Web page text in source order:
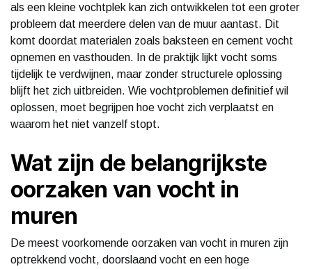
als een kleine vochtplek kan zich ontwikkelen tot een groter
probleem dat meerdere delen van de muur aantast. Dit
komt doordat materialen zoals baksteen en cement vocht
opnemen en vasthouden. In de praktijk lijkt vocht soms
tijdelijk te verdwijnen, maar zonder structurele oplossing
blijft het zich uitbreiden. Wie vochtproblemen definitief wil
oplossen, moet begrijpen hoe vocht zich verplaatst en
waarom het niet vanzelf stopt.
Wat zijn de belangrijkste
oorzaken van vocht in
muren
De meest voorkomende oorzaken van vocht in muren zijn
optrekkend vocht, doorslaand vocht en een hoge